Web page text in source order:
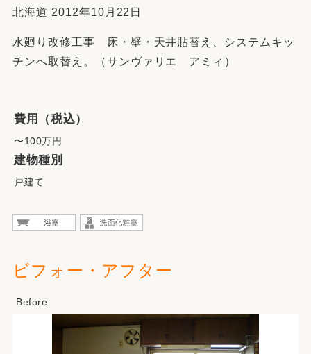
北海道 2012年10月22日
水廻り改修工事 床・壁・天井貼替え、システムキッ
チンへ取替え。（サンヴァリエ アミィ）
費用（税込）
〜100万円
建物種別
戸建て
ビフォー・アフター